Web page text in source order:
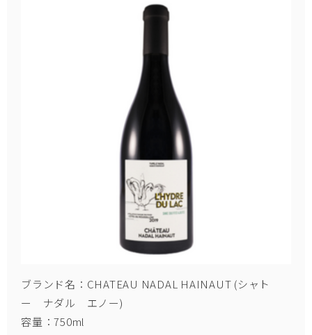
ブランド名：CHATEAU NADAL HAINAUT (シャト
ー ナダル エノー)
容量：750ml